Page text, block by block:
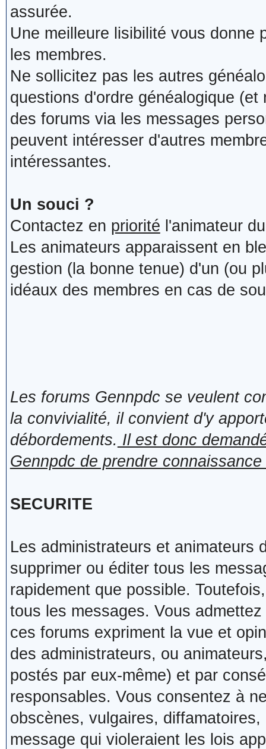
assurée.
Une meilleure lisibilité vous donne
les membres.
Ne sollicitez pas les autres
questions d'ordre généalogique
des forums via les messages
peuvent intéresser d'autres
intéressantes.
Un souci ?
Contactez en priorité l'animateur
Les animateurs apparaissent en
gestion (la bonne tenue) d'un (ou
idéaux des membres en cas de
Les forums Gennpdc se veulent
la convivialité, il convient d'y
débordements. Il est donc
Gennpdc de prendre
SECURITE
Les administrateurs et animateurs
supprimer ou éditer tous les
rapidement que possible.
tous les messages. Vous
ces forums expriment la vue et
des administrateurs, ou
postés par eux-même) et par
responsables. Vous consentez à
obscènes, vulgaires,
message qui violeraient les lois